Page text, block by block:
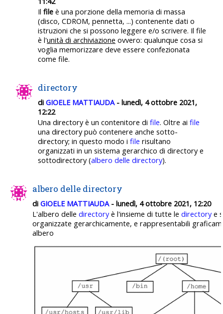
Il file è una porzione della memoria di massa
(disco, CDROM, pennetta, ...) contenente dati o
istruzioni che si possono leggere e/o scrivere. Il file
è l'unità di archiviazione ovvero: qualunque cosa si
voglia memorizzare deve essere confezionata
come file.
directory
di GIOELE MATTIAUDA- lunedì, 4 ottobre 2021,
12:22
Una directory è un contenitore di file. Oltre ai file
una directory può contenere anche sotto-
directory; in questo modo i file risultano
organizzati in un sistema gerarchico di directory e
sottodirectory (albero delle directory).
albero delle directory
diGIOELE MATTIAUDA- lunedì, 4 ottobre 2021, 12:20
L'albero delledirectory è l'insieme di tutte ledirectory e
organizzate gerarchicamente, e rappresentabili
albero